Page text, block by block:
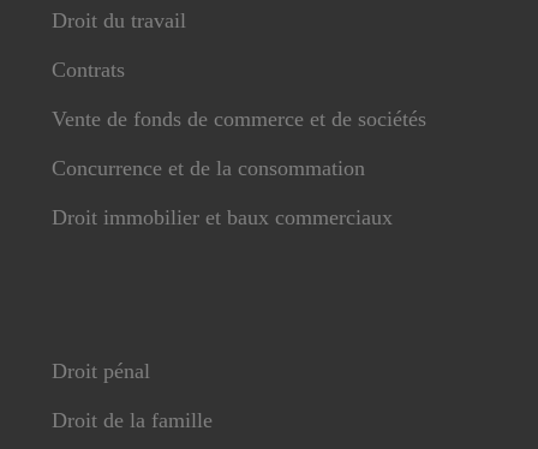
Droit du travail
Contrats
Vente de fonds de commerce et de sociétés
Concurrence et de la consommation
Droit immobilier et baux commerciaux
Droit pénal
Droit de la famille